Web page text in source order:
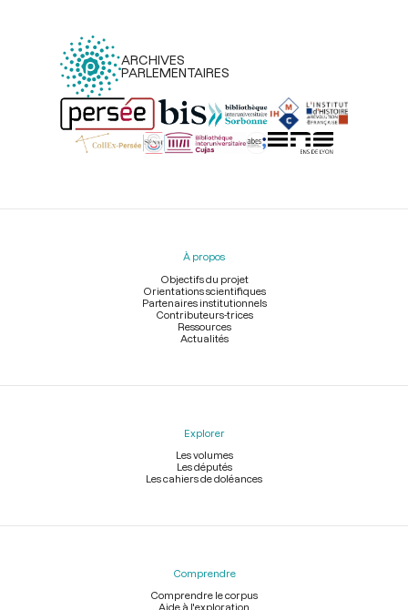
ARCHIVES
PARLEMENTAIRES
Menu
À propos
Objectifs du projet
Orientations scientifiques
Partenaires institutionnels
Contributeurs-trices
Ressources
Actualités
Explorer
Les volumes
Les députés
Les cahiers de doléances
Comprendre
Comprendre le corpus
Aide à l'exploration